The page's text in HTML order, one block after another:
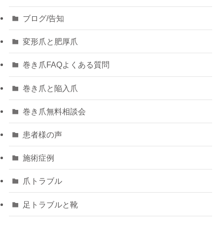
ブログ/告知
変形爪と肥厚爪
巻き爪FAQよくある質問
巻き爪と陥入爪
巻き爪無料相談会
患者様の声
施術症例
爪トラブル
足トラブルと靴